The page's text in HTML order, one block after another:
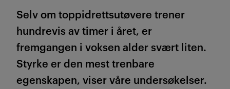
Selv om toppidrettsutøvere trener
hundrevis av timer i året, er
fremgangen i voksen alder svært liten.
Styrke er den mest trenbare
egenskapen, viser våre undersøkelser.